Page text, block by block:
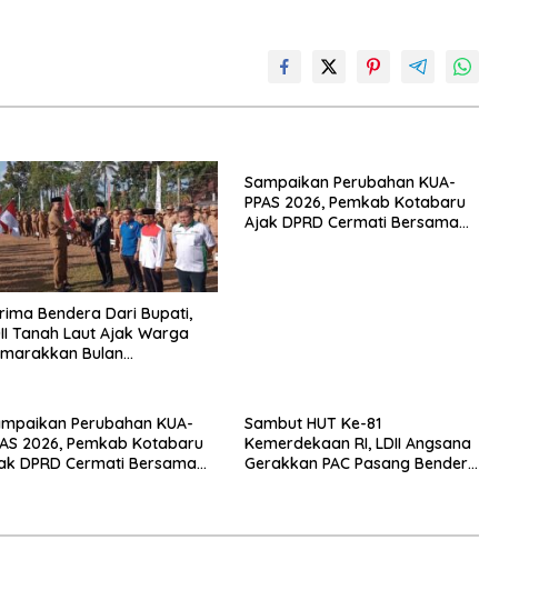
Bendera Dari Bupati,
Tanah Laut Ajak Warga
Bulan
Sampaikan Perubahan KUA-
PPAS 2026, Pemkab Kotabaru
Ajak DPRD Cermati Bersama
Perubahan KUA-
2026, Pemkab Kotabaru
DPRD Cermati Bersama
Sambut HUT Ke-81
Kemerdekaan RI, LDII Angsana
Gerakkan PAC Pasang Bendera